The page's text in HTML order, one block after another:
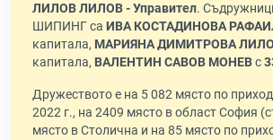
ЛИЛОВ ЛИЛОВ - Управител.
ШИПИНГ са ИВА КОСТАДИНОВА
капитала, МАРИЯНА ДИМИТРОВА
капитала, ВАЛЕНТИН САВОВ МОНЕВс
Дружеството е на 5 082 място по
2022 г., на 2409 място в област София
място в Столична и на 85 място по